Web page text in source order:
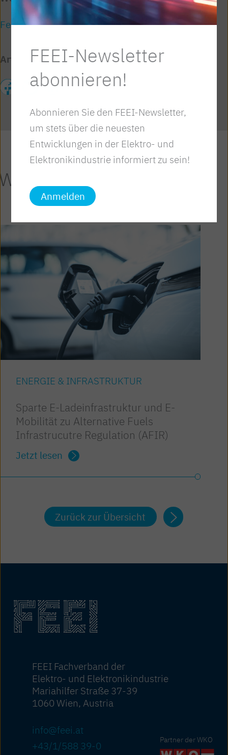
Fehlerlichtbogen-Schutzeinrichtung
Artikel teilen
Artikel
ENERGIE & INFRASTRUKTUR
Sparte E-Ladeinfrastruktur und E-
Mobilität zu Alternative Fuels
Infrastrucutre Regulation (AFIR)
Jetzt lesen
Zurück zur Übersicht
FEEI Fachverband der
Elektro- und Elektronikindustrie
Mariahilfer Straße 37-39
1060 Wien, Austria
info@feei.at
+43/1/588 39-0
Partner der WKO
FEEI-Newsletter
abonnieren!
Abonnieren Sie den FEEI-Newsletter,
um stets über die neuesten
Entwicklungen in der Elektro- und
Elektronikindustrie informiert zu sein!
Anmelden